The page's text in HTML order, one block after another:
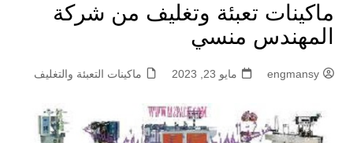
ماكينات تعبئة وتغليف من شركة
المهندس منسي
engmansy مايو 23, 2023 ماكينات التعبئة والتغليف